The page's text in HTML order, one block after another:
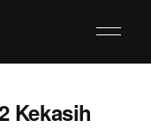
Kekasih